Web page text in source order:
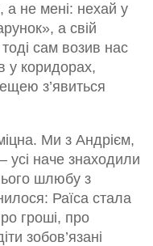
а не мені: нехай у
а свій
сам возив нас
у коридорах,
з’явиться
Ми з Андрієм,
усі наче знаходили
шлюбу з
Раїса стала
гроші, про
зобов’язані